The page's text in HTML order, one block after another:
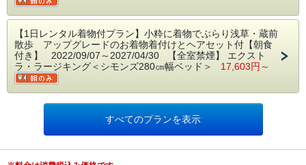
・夏季期間（6月～9月）は、着物ではなく浴衣になります。
※当プランは素泊まりプランです
【ご朝食のご案内】
ホテル1階の「珈琲館」でご提供いたします
珈琲館オリジナルモーニングメニュー6品からお選び頂けます
ご希望のお客様は、別途料金にてチェックイン時に承っております
お気軽にお申し付けくださいませ
※朝食時間：7:00～10:00（9:30ラストオーダー）
■ご予約にあたり■
※こちらのプランは、必ず下記の内容をご確認いただき、ご了承の
上ご予約をお願いいたします。
★☆プラン概要☆★
このプランは浅草着物レンタル「華雅」提携プランです。
◎チェックインの日に着付けご希望の場合・・・
チェックイン後「華雅」にて着付けを行い、その日は返却時間を気
にすることなく、お着物のままホテルへお戻りいただけます。ご返
【1日レンタル着物付プラン】小粋に着物でぶらり浅草・蔵前
散歩 アップグレードのお着物着付けとヘアセット付【朝食
付き】 2022/09/07～2027/04/30 【全室禁煙】 エクスト
ラ・ラージキング＜シモンズ280㎝幅ベッド＞ 17,603円～
すべてのプランを表示